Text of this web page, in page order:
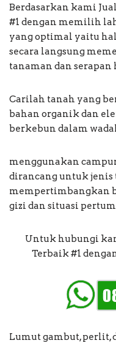
Berdasarkan kami
#1 dengan memilih
yang optimal yaitu
secara langsung
tanaman dan serapan
Carilah tanah yang
bahan organik dan
berkebun dalam
menggunakan
dirancang untuk
mempertimbangkan
gizi dan situasi
Untuk hubungi
Terbaik #1
Lumut gambut,